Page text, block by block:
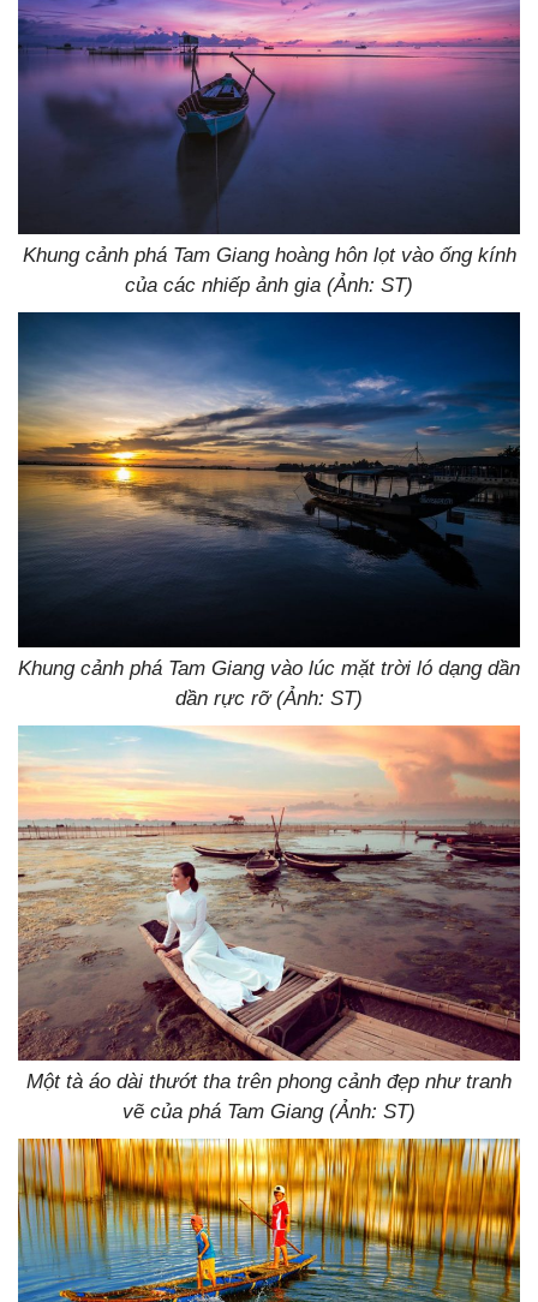
Khung cảnh phá Tam Giang hoàng hôn lọt vào ống kính
của các nhiếp ảnh gia (Ảnh: ST)
Khung cảnh phá Tam Giang vào lúc mặt trời ló dạng dần
dần rực rỡ (Ảnh: ST)
Một tà áo dài thướt tha trên phong cảnh đẹp như tranh
vẽ của phá Tam Giang (Ảnh: ST)